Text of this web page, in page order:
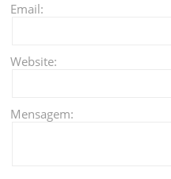
Email:
Website:
Mensagem: